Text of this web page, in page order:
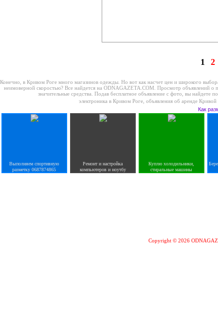
1 2
Конечно, в Кривом Роге много магазинов одежды. Но вот как насчет цен и широкого
неимоверной скоростью? Все найдется на ODNAGAZETA.COM. Просмотр объявлений о
значительные средства. Подав бесплатное объявление с фото, вы
электроника в Кривом Роге объявления об аренде Кривой
Как
Выполняем спортивную
разметку 0687874865
Ремонт и настройка
компьютеров и ноутбу
Куплю холодильники,
стиральные машины
Copyright © 2026